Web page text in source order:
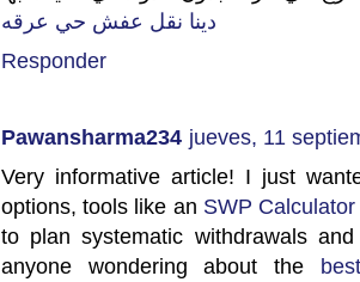
دينا نقل عفش حي عرقه
Responder
Pawansharma234 jueves, 11
Very informative article! I just
options, tools like an SWP Calculator
to plan systematic withdrawals
anyone wondering about the